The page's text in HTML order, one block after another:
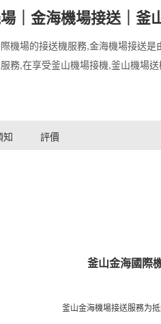
｜金海機場接送｜釜
機場的接送機服務,金海機場接送
務,在享受釜山機場接機,釜山機場
知 評價
釜山金海國際
釜山金海機場接送服務为